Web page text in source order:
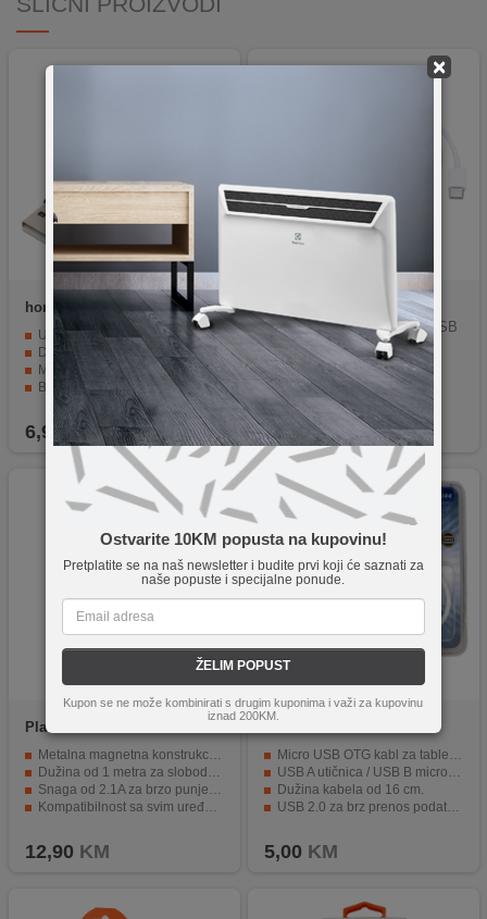
×
Ostvarite 10KM popusta na kupovinu!
Pretplatite se na naš newsletter i budite prvi koji će saznati za
naše popuste i specijalne ponude.
ŽELIM POPUST
Kupon se ne može kombinirati s drugim kuponima i važi za kupovinu
iznad 200KM.
home
USB-A / USB-C
Dužina ~1 metar
Max. struja 5V / 2.1A
Brzina prijenosa podataka 480Mbps
Tkana najlonska ovojnica
6,90KM
Kabl za iPhone USB C to USB
C, 1 met
59,90KM
Platoon
Metalna magnetna konstrukcija za stabilnu vezu
Dužina od 1 metra za slobodu kretanja
Snaga od 2.1A za brzo punjenje
Kompatibilnost sa svim uređajima sa USB priključkom
12,90 KM
Micro USB OTG kabl za tablete i smartphone.
USB A utičnica / USB B micro utikač.
Dužina kabela od 16 cm.
USB 2.0 za brz prenos podataka.
5,00 KM